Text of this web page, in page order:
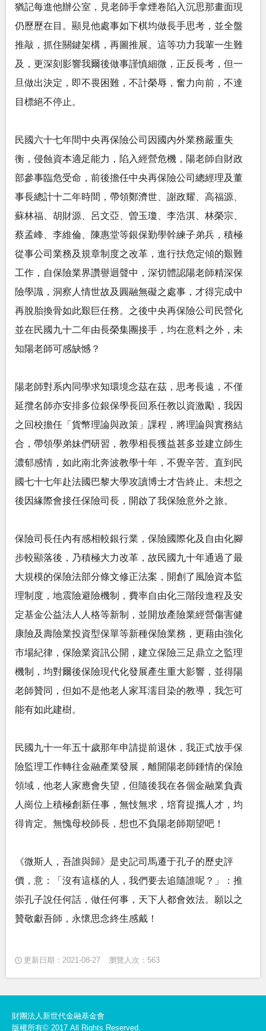
猶記每進他辦公室，見老師手拿煙卷陷入沉思那畫面現
仍歷歷在目。顯見他處事如下棋均做長手思考，並全盤
推敲，抓住關鍵架構，再圖推展。這等功力我輩一生難
及，更深刻影響我爾後做事謹慎細微，正反長考，但一
旦做出決定，即不畏困難，不計榮辱，奮力向前，不達
目標絕不停止。
民國六十七年間中央再保險公司因國內外業務嚴重失
衡，侵蝕資本適足能力，陷入經營危機，陽老師自財政
部參事臨危受命，前後擔任中央再保險公司總經理及董
事長總計十二年時間，帶領鄭濟世、謝政耀、高福源、
蘇林福、胡財源、呂文亞、曽玉瓊、李浩淇、林榮宗、
蔡孟峰、李維倫、陳惠堂等銀保勤學幹練子弟兵，積極
從事公司業務及規章制度之改革，進行扶危定傾的艱難
工作，自保險業界讚譽迴聲中，深切體認陽老師精深保
險學識，洞察人情世故及圓融無礙之處事，才得完成中
再脫胎換骨如此艱巨任務。之後中央再保險公司民營化
並在民國九十二年由長榮集團接手，均在意料之外，未
知陽老師可感缺憾？
陽老師對系內同學求知環境念茲在茲，思考長遠，不僅
延攬名師亦安排多位銀保學長回系任教以資激勵，我因
之回校擔任「貨幣理論與政策」課程，將理論與實務結
合，帶領學弟妹們研習，教學相長獲益甚多並建立師生
濃郁感情，如此南北奔波教學十年，不覺辛苦。直到民
國七十七年赴法國巴黎大學攻讀博士才告終止。未想之
後因緣際會接任保險司長，開啟了我保險意外之旅。
保險司長任內有感相較銀行業，保險國際化及自由化腳
步較顯落後，乃積極大力改革，故民國九十年通過了最
大規模的保險法部分條文修正法案，開創了風險資本監
理制度，地震險避險機制，費率自由化三階段進程及安
定基金公益法人人格等新制，並開放產險業經營傷害健
康險及壽險業投資型保單等新種保險業務，更藉由強化
市場紀律，保險業資訊公開，建立保險三足鼎立之監理
機制，均對爾後保險現代化發展產生重大影響，並得陽
老師贊同，但如不是他老人家耳濡目染的教導，我怎可
能有如此建樹。
民國九十一年五十歲那年申請提前退休，我正式放手保
險監理工作轉往金融產業發展，離開陽老師鍾情的保險
領域，他老人家應會失望，但隨後我在各個金融業負責
人崗位上積極創新任事，無忮無求，培育提攜人才，均
得肯定。無愧母校師長，想也不負陽老師期望吧！
《微斯人，吾誰與歸》是史記司馬遷于孔子的歷史評
價，意：「沒有這樣的人，我們要去追隨誰呢？」：推
崇孔子說任何話，做任何事，天下人都會效法。願以之
贊敬獻吾師，永懷思念終生感戴！
更新日期：2021-08-27 瀏覽人次：563
財團法人新世代金融基金會
版權所有© 2017 All Rights Reserved.